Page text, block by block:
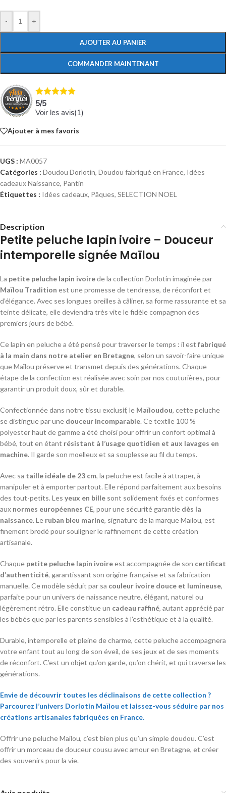
- +
AJOUTER AU PANIER
COMMANDER MAINTENANT
5/5
Voir les avis(1)
Ajouter à mes favoris
UGS : MA0057
Catégories : Doudou Dorlotin, Doudou fabriqué en France, Idées
cadeaux Naissance, Pantin
Étiquettes : Idées cadeaux, Pâques, SELECTION NOEL
Description
Petite peluche lapin ivoire – Douceur
intemporelle signée Maïlou
La petite peluche lapin ivoirede la collection Dorlotin imaginée par
Maïlou Tradition est une promesse de tendresse, de réconfort et
d’élégance. Avec ses longues oreilles à câliner, sa forme rassurante et sa
teinte délicate, elle deviendra très vite le fidèle compagnon des
premiers jours de bébé.
Ce lapin en peluche a été pensé pour traverser le temps : il est fabriqué
à la main dans notre atelier en Bretagne, selon un savoir-faire unique
que Maïlou préserve et transmet depuis des générations. Chaque
étape de la confection est réalisée avec soin par nos couturières, pour
garantir un produit doux, sûr et durable.
Confectionnée dans notre tissu exclusif, le Maïloudou, cette peluche
se distingue par une douceur incomparable. Ce textile 100 %
polyester haut de gamme a été choisi pour offrir un confort optimal à
bébé, tout en étant résistant à l’usage quotidien et aux lavages en
machine. Il garde son moelleux et sa souplesse au fil du temps.
Avec sa taille idéale de 23 cm, la peluche est facile à attraper, à
manipuler et à emporter partout. Elle répond parfaitement aux besoins
des tout-petits. Les yeux en bille sont solidement fixés et conformes
aux normes européennes CE, pour une sécurité garantie dès la
naissance. Le ruban bleu marine, signature de la marque Maïlou, est
finement brodé pour souligner le raffinement de cette création
artisanale.
Chaque petite peluche lapin ivoireest accompagnée de son certificat
d’authenticité, garantissant son origine française et sa fabrication
manuelle. Ce modèle séduit par sa couleur ivoire douce et lumineuse,
parfaite pour un univers de naissance neutre, élégant, naturel ou
légèrement rétro. Elle constitue un cadeau raffiné, autant apprécié par
les bébés que par les parents sensibles à l’esthétique et à la qualité.
Durable, intemporelle et pleine de charme, cette peluche accompagnera
votre enfant tout au long de son éveil, de ses jeux et de ses moments
de réconfort. C’est un objet qu’on garde, qu’on chérit, et qui traverse les
générations.
Envie de découvrir toutes les déclinaisons de cette collection ?
Parcourez l’univers Dorlotin Maïlou et laissez-vous séduire par nos
créations artisanales fabriquées en France.
Offrir une peluche Maïlou, c’est bien plus qu’un simple doudou. C’est
offrir un morceau de douceur cousu avec amour en Bretagne, et créer
des souvenirs pour la vie.